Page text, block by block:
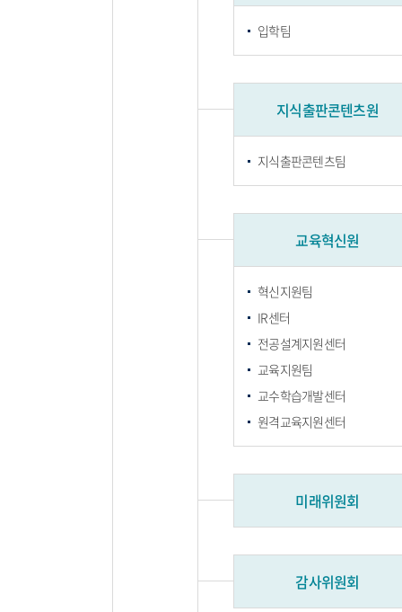
입학팀
지식출판콘텐츠원
지식출판콘텐츠팀
교육혁신원
혁신지원팀
IR센터
전공설계지원센터
교육지원팀
교수학습개발센터
원격교육지원센터
미래위원회
감사위원회